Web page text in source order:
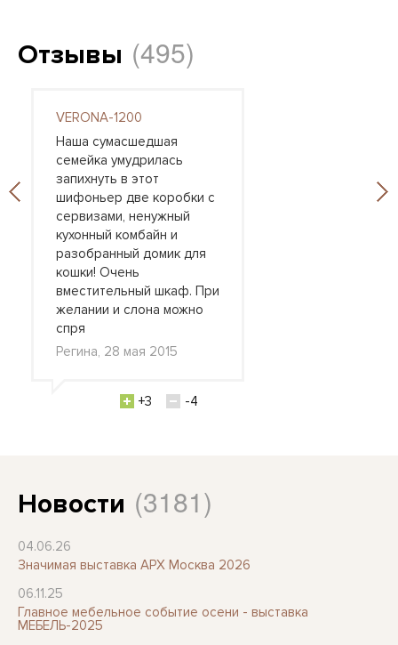
Отзывы (495)
VERONA-1200
Наша сумасшедшая
семейка умудрилась
запихнуть в этот
шифоньер две коробки с
сервизами, ненужный
кухонный комбайн и
разобранный домик для
кошки! Очень
вместительный шкаф. При
желании и слона можно
спря
Регина, 28 мая 2015
+3 -4
Новости (3181)
04.06.26
Значимая выставка АРХ Москва 2026
06.11.25
Главное мебельное событие осени - выставка
МЕБЕЛЬ-2025